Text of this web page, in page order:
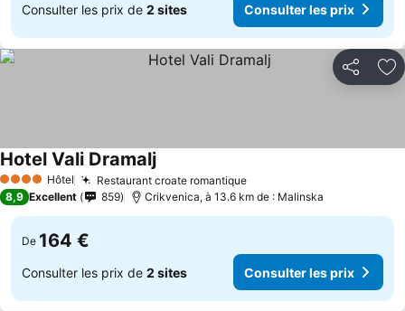
Consulter les prix de 2 sites Consulter les prix
Partager
4 Étoiles Hôtel Restaurant croate romantique
Hotel Vali Dramalj
8,9 Excellent 859 Crikvenica, à 13.6 km de : Malinska
De 164 €
Consulter les prix de 2 sites Consulter les prix